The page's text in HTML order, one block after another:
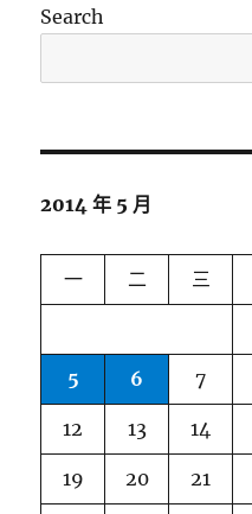
Search
2014 年 5 月
一 二 三
5 6 7
12 13 14
19 20 21